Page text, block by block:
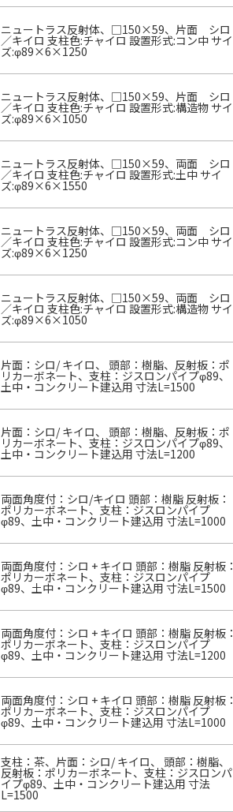
ニュートラス反射体、□150×59、片面 シロ
／キイロ 支柱色:チャイロ 設置形式:コン中 サイ
ズ:φ89×6×1250
ニュートラス反射体、□150×59、片面 シロ
／キイロ 支柱色:チャイロ 設置形式:構造物 サイ
ズ:φ89×6×1050
ニュートラス反射体、□150×59、両面 シロ
／キイロ 支柱色:チャイロ 設置形式:土中 サイ
ズ:φ89×6×1550
ニュートラス反射体、□150×59、両面 シロ
／キイロ 支柱色:チャイロ 設置形式:コン中 サイ
ズ:φ89×6×1250
ニュートラス反射体、□150×59、両面 シロ
／キイロ 支柱色:チャイロ 設置形式:構造物 サイ
ズ:φ89×6×1050
片面：シロ/ キイロ、 頭部：樹脂、反射板：ポ
リカーボネート、支柱：ジスロンパイプφ89、
土中・コンクリート建込用 寸法L=1500
片面：シロ/ キイロ、 頭部：樹脂、反射板：ポ
リカーボネート、支柱：ジスロンパイプφ89、
土中・コンクリート建込用 寸法L=1200
両面角度付：シロ/キイロ 頭部：樹脂 反射板：
ポリカーボネート、支柱：ジスロンパイプ
φ89、土中・コンクリート建込用 寸法L=1000
両面角度付：シロ + キイロ 頭部：樹脂 反射板：
ポリカーボネート、支柱：ジスロンパイプ
φ89、土中・コンクリート建込用 寸法L=1500
両面角度付：シロ + キイロ 頭部：樹脂 反射板：
ポリカーボネート、支柱：ジスロンパイプ
φ89、土中・コンクリート建込用 寸法L=1200
両面角度付：シロ + キイロ 頭部：樹脂 反射板：
ポリカーボネート、支柱：ジスロンパイプ
φ89、土中・コンクリート建込用 寸法L=1000
支柱：茶、片面：シロ/ キイロ、 頭部：樹脂、
反射板：ポリカーボネート、支柱：ジスロンパ
イプφ89、土中・コンクリート建込用 寸法
L=1500